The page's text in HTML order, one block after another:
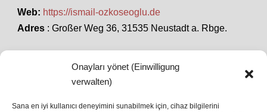
Onayları yönet (Einwilligung
verwalten)
Sana en iyi kullanıcı deneyimini sunabilmek için, cihaz bilgilerini
Web: https://ismail-ozkoseoglu.de
Adres : Großer Weg 36, 31535 Neustadt a. Rbge.
SON HABERLER